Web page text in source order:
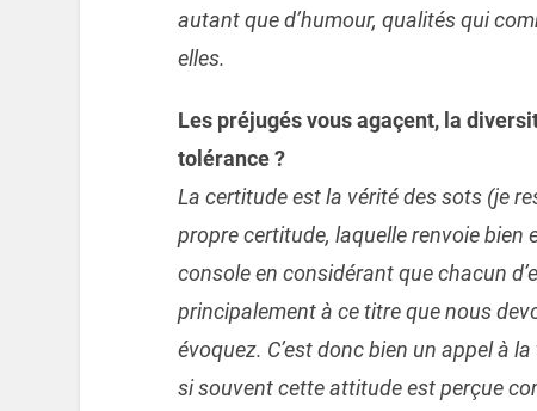
autant que d’humour, qualités qui
elles.
Les préjugés vous agaçent, la
tolérance ?
La certitude est la vérité des sots (je
propre certitude, laquelle renvoie bien
console en considérant que chacun
principalement à ce titre que nous
évoquez. C’est donc bien un appel à
si souvent cette attitude est perçue